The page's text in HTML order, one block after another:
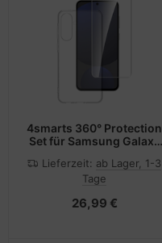
4smarts 360° Protection
Set für Samsung Galaxy
Lieferzeit: ab Lager, 1-3
Tage
26,99 €